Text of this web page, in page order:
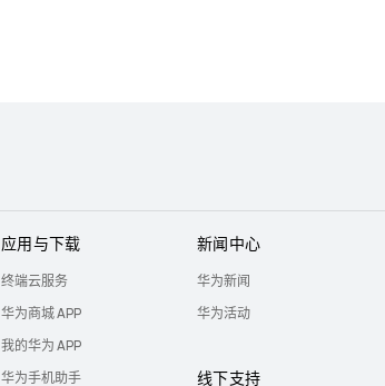
应用与下载
终端云服务
华为商城 APP
我的华为 APP
华为手机助手
新闻中心
华为新闻
华为活动
线下支持